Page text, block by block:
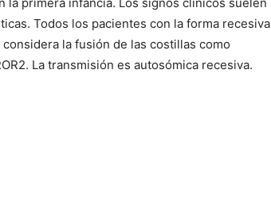
Todos los pacientes con la forma recesiva
la fusión de las costillas como
. La transmisión es autosómica recesiva.